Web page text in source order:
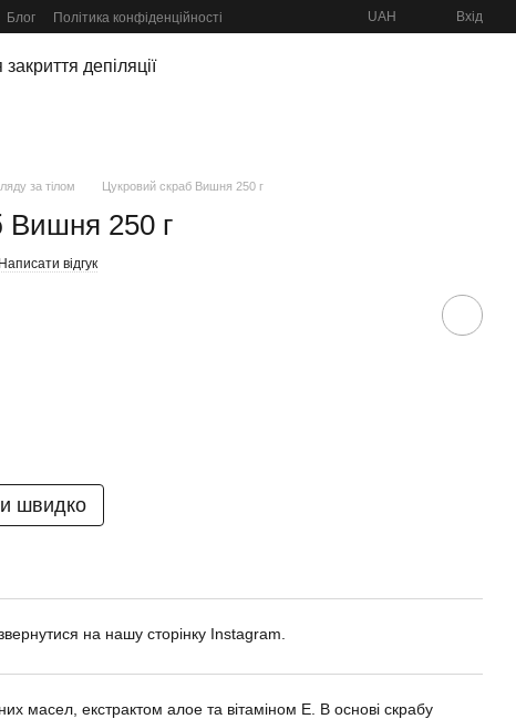
Блог Політика конфіденційності UAH Вхід
депіляції
за тілом Цукровий скраб Вишня 250 г
Вишня 250 г
Написати відгук
швидко
на нашу сторінку Instagram.
масел, екстрактом алое та вітаміном Е. В основі скрабу